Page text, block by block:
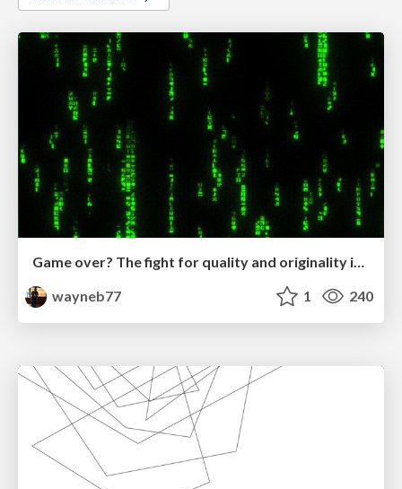
Game over? The fight for quality and originality in the time of robots
wayneb77
1 240